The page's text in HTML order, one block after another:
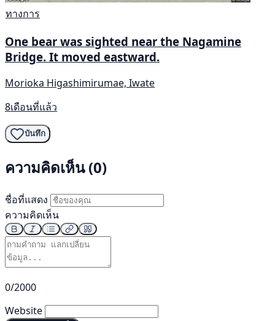
ทางการ
One bear was sighted near the Nagamine
Bridge. It moved eastward.
Morioka Higashimirumae, Iwate
8เดือนที่แล้ว
บันทึก
ความคิดเห็น (0)
ชื่อที่แสดง
ความคิดเห็น
0/2000
Website